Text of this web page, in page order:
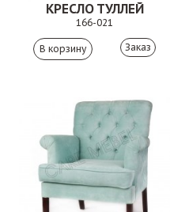
КРЕСЛО ТУЛЛЕЙ
166-021
Заказ